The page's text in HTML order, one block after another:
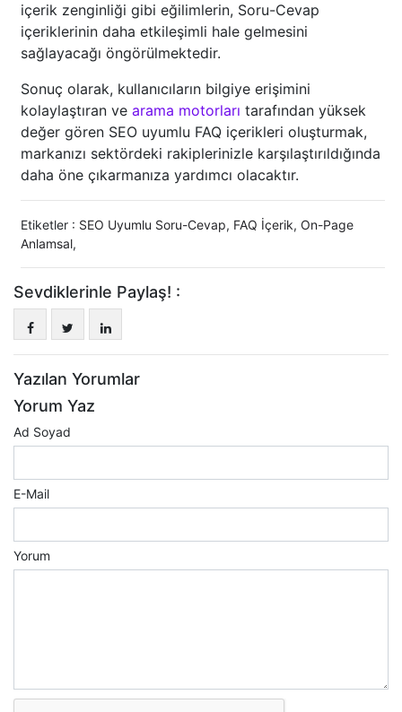
içerik zenginliği gibi eğilimlerin, Soru-Cevap
içeriklerinin daha etkileşimli hale gelmesini
sağlayacağı öngörülmektedir.
Sonuç olarak, kullanıcıların bilgiye erişimini
kolaylaştıran ve arama motorları tarafından yüksek
değer gören SEO uyumlu FAQ içerikleri oluşturmak,
markanızı sektördeki rakiplerinizle karşılaştırıldığında
daha öne çıkarmanıza yardımcı olacaktır.
Etiketler : SEO Uyumlu Soru-Cevap, FAQ İçerik, On-Page
Anlamsal,
Sevdiklerinle Paylaş! :
Yazılan Yorumlar
Yorum Yaz
Ad Soyad
E-Mail
Yorum